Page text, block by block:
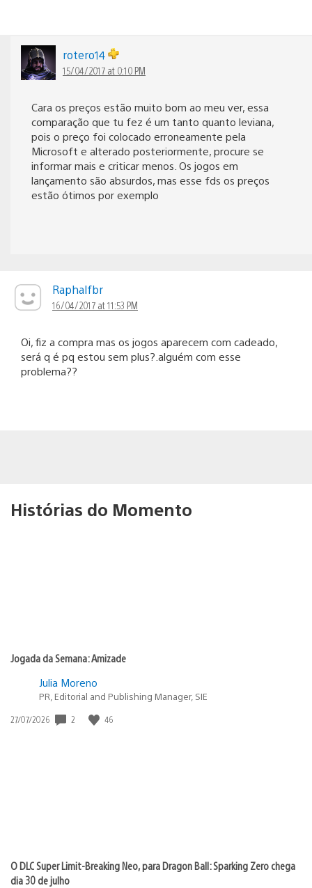
rotero14
15/04/2017 at 0:10 PM
Cara os preços estão muito bom ao meu ver, essa
comparação que tu fez é um tanto quanto leviana,
pois o preço foi colocado erroneamente pela
Microsoft e alterado posteriormente, procure se
informar mais e criticar menos. Os jogos em
lançamento são absurdos, mas esse fds os preços
estão ótimos por exemplo
Raphalfbr
16/04/2017 at 11:53 PM
Oi, fiz a compra mas os jogos aparecem com cadeado,
será q é pq estou sem plus?.alguém com esse
problema??
Histórias do Momento
Jogada da Semana: Amizade
Julia Moreno
PR, Editorial and Publishing Manager, SIE
Data
27/07/2026 2 46
O DLC Super Limit-Breaking Neo, para Dragon Ball: Sparking Zero chega
dia 30 de julho